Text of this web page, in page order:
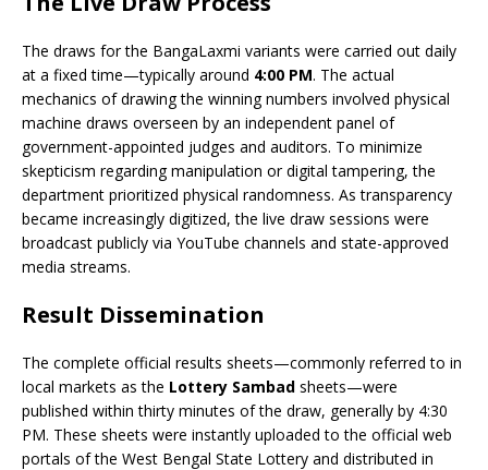
The draws for the BangaLaxmi variants were carried out daily
at a fixed time—typically around 4:00 PM. The actual
mechanics of drawing the winning numbers involved physical
machine draws overseen by an independent panel of
government-appointed judges and auditors. To minimize
skepticism regarding manipulation or digital tampering, the
department prioritized physical randomness. As transparency
became increasingly digitized, the live draw sessions were
broadcast publicly via YouTube channels and state-approved
media streams.
Result Dissemination
The complete official results sheets—commonly referred to in
local markets as the Lottery Sambad sheets—were
published within thirty minutes of the draw, generally by 4:30
PM. These sheets were instantly uploaded to the official web
portals of the West Bengal State Lottery and distributed in